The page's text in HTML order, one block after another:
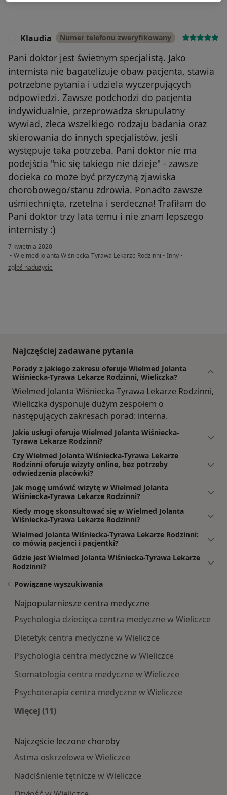
Klaudia Numer telefonu zweryfikowany
Pani doktor jest świetnym specjalistą. Jako
internista nie bagatelizuje obaw pacjenta, stawia
potrzebne pytania i udziela wyczerpujących
odpowiedzi. Zawsze podchodzi do pacjenta
indywidualnie, przeprowadza skrupulatny
wywiad, zleca wszelkiego rodzaju badania oraz
skierowania do innych specjalistów, jeśli
występuje taka potrzeba. Pani doktor nie ma
podejścia "nic się takiego nie dzieje" - zawsze
docieka co może być przyczyną zjawiska
chorobowego/stanu zdrowia. Ponadto zawsze
uśmiechnięta, rzetelna i serdeczna! Trafiłam do
Pani doktor trzy lata temu i nie znam lepszego
internisty :)
7 kwietnia 2020
• Wielmed Jolanta Wiśniecka-Tyrawa Lekarze Rodzinni • Inny •
w opinii użytkownika Klaudia
zgłoś nadużycie
Najczęściej zadawane pytania
Porady z jakiego zakresu oferuje Wielmed Jolanta
Wiśniecka-Tyrawa Lekarze Rodzinni, Wieliczka?
Wielmed Jolanta Wiśniecka-Tyrawa Lekarze Rodzinni,
Wieliczka dysponuje dużym zespołem o
następujących zakresach porad: interna.
Jakie usługi oferuje Wielmed Jolanta Wiśniecka-
Tyrawa Lekarze Rodzinni?
Czy Wielmed Jolanta Wiśniecka-Tyrawa Lekarze
Rodzinni oferuje wizyty online, bez potrzeby
odwiedzenia placówki?
Jak mogę umówić wizytę w Wielmed Jolanta
Wiśniecka-Tyrawa Lekarze Rodzinni?
Kiedy mogę skonsultować się w Wielmed Jolanta
Wiśniecka-Tyrawa Lekarze Rodzinni?
Wielmed Jolanta Wiśniecka-Tyrawa Lekarze Rodzinni:
co mówią pacjenci i pacjentki?
Gdzie jest Wielmed Jolanta Wiśniecka-Tyrawa Lekarze
Rodzinni?
Powiązane wyszukiwania
Najpopularniesze centra medyczne
Psychologia dziecięca centra medyczne w Wieliczce
Dietetyk centra medyczne w Wieliczce
Psychologia centra medyczne w Wieliczce
Stomatologia centra medyczne w Wieliczce
Psychoterapia centra medyczne w Wieliczce
Więcej (11)
Najczęście leczone choroby
Astma oskrzelowa w Wieliczce
Nadciśnienie tętnicze w Wieliczce